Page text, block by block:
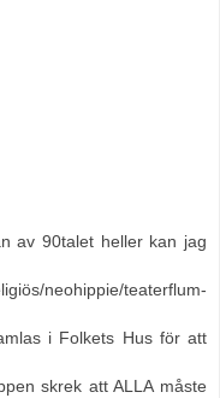
av 90talet heller kan jag
neohippie/teaterflum-
i Folkets Hus för att
skrek att ALLA måste